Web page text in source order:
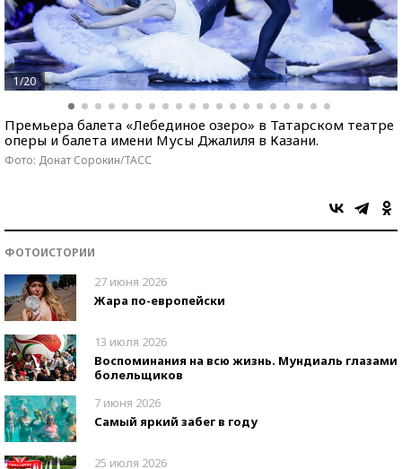
1/20
Премьера балета «Лебединое озеро» в Татарском театре
оперы и балета имени Мусы Джалиля в Казани.
Фото: Донат Сорокин/ТАСС
ФОТОИСТОРИИ
27 июня 2026
Жара по-европейски
13 июля 2026
Воспоминания на всю жизнь. Мундиаль глазами
болельщиков
7 июня 2026
Самый яркий забег в году
25 июля 2026